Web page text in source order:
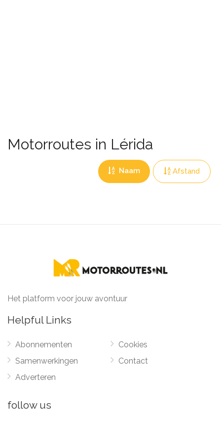
Motorroutes in Lérida
Naam Afstand
Het platform voor jouw avontuur
Helpful Links
Abonnementen
Samenwerkingen
Adverteren
Cookies
Contact
follow us